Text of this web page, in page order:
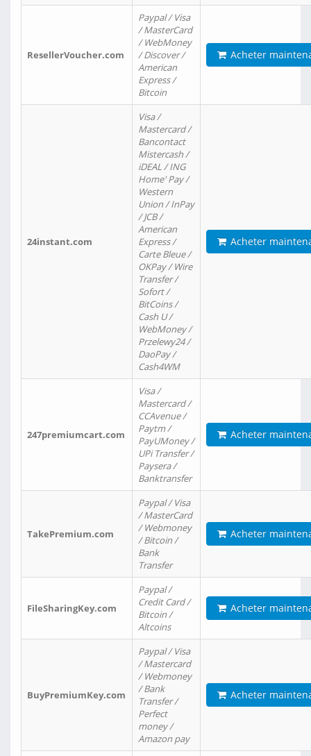
ResellerVoucher.com
Paypal / Visa
/ MasterCard
/ WebMoney
/ Discover /
American
Express /
Bitcoin
Acheter
24instant.com
Visa /
Mastercard /
Bancontact
Mistercash /
iDEAL / ING
Home' Pay /
Western
Union / InPay
/ JCB /
American
Express /
Carte Bleue /
OKPay / Wire
Transfer /
Sofort /
BitCoins /
Cash U /
WebMoney /
Przelewy24 /
DaoPay /
Cash4WM
Acheter
247premiumcart.com
Visa /
Mastercard /
CCAvenue /
Paytm /
PayUMoney /
UPi Transfer /
Paysera /
Banktransfer
Acheter
TakePremium.com
Paypal / Visa
/ MasterCard
/ Webmoney
/ Bitcoin /
Bank
Transfer
Acheter
FileSharingKey.com
Paypal /
Credit Card /
Bitcoin /
Altcoins
Acheter
BuyPremiumKey.com
Paypal / Visa
/ Mastercard
/ Webmoney
/ Bank
Transfer /
Perfect
money /
Amazon pay
Acheter